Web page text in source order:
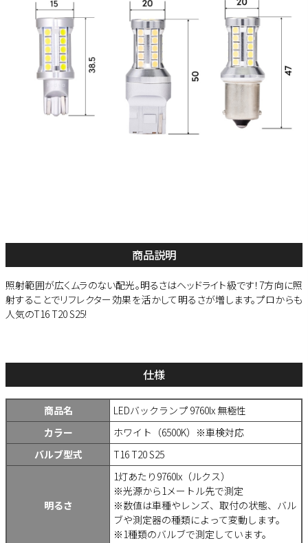
商品説明
照射範囲が広くムラのない配光。明るさはヘッドライト級です！7方向に照
射することでリフレクター効果を活かして明るさが増します。プロからも
人気のT16 T20 S25!
仕様
商品名
LEDバックランプ 9760lx 無極性
カラー
ホワイト（6500K）※車検対応
バルブ型式
T16 T20 S25
明るさ
1灯あたり9760lx（ルクス）
※光源から1メートル先で測定
※数値は車種やレンズ、取付の状態、バル
ブや測定器の種類によって変動します。
※1種類のバルブで測定しています。